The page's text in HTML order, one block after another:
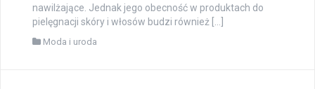
nawilżające. Jednak jego obecność w produktach do
pielęgnacji skóry i włosów budzi również […]
Moda i uroda